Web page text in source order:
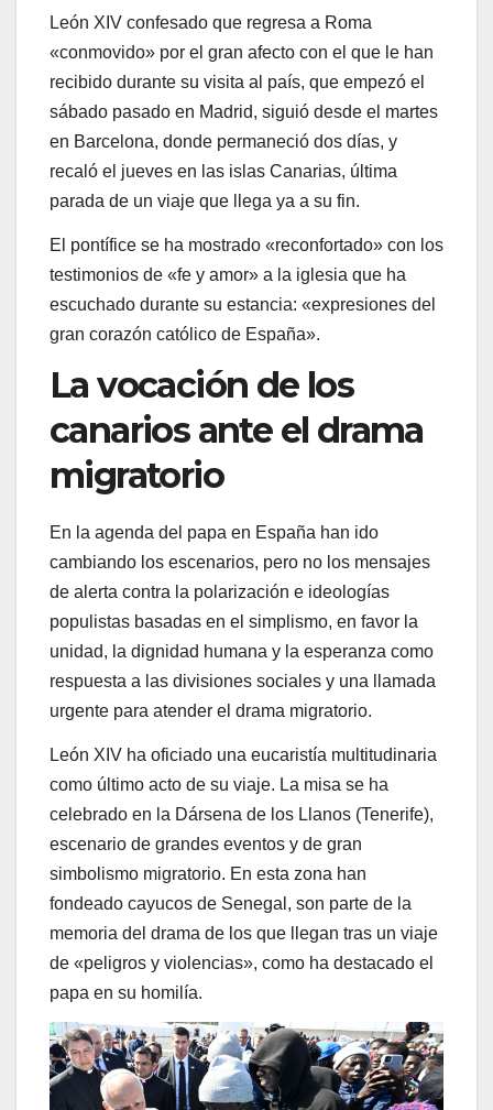
León XIV confesado que regresa a Roma
«conmovido» por el gran afecto con el que le han
recibido durante su visita al país, que empezó el
sábado pasado en Madrid, siguió desde el martes
en Barcelona, donde permaneció dos días, y
recaló el jueves en las islas Canarias, última
parada de un viaje que llega ya a su fin.
El pontífice se ha mostrado «reconfortado» con los
testimonios de «fe y amor» a la iglesia que ha
escuchado durante su estancia: «expresiones del
gran corazón católico de España».
La vocación de los
canarios ante el drama
migratorio
En la agenda del papa en España han ido
cambiando los escenarios, pero no los mensajes
de alerta contra la polarización e ideologías
populistas basadas en el simplismo, en favor la
unidad, la dignidad humana y la esperanza como
respuesta a las divisiones sociales y una llamada
urgente para atender el drama migratorio.
León XIV ha oficiado una eucaristía multitudinaria
como último acto de su viaje. La misa se ha
celebrado en la Dársena de los Llanos (Tenerife),
escenario de grandes eventos y de gran
simbolismo migratorio. En esta zona han
fondeado cayucos de Senegal, son parte de la
memoria del drama de los que llegan tras un viaje
de «peligros y violencias», como ha destacado el
papa en su homilía.